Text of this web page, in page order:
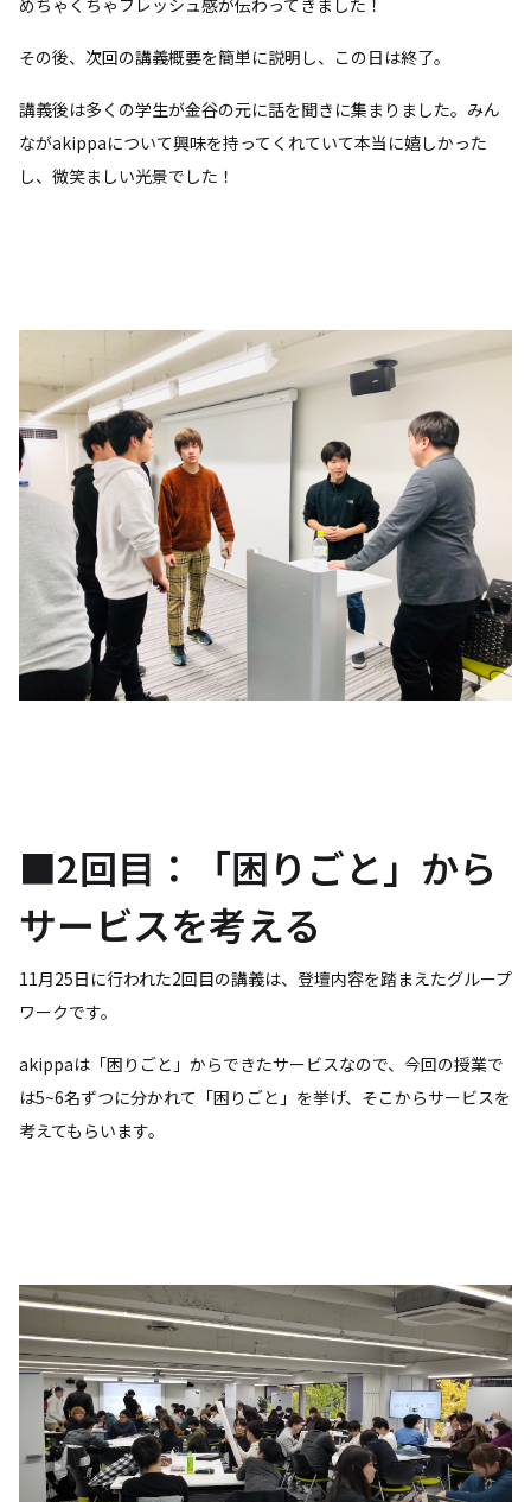
めちゃくちゃフレッシュ感が伝わってきました！
その後、次回の講義概要を簡単に説明し、この日は終了。
講義後は多くの学生が金谷の元に話を聞きに集まりました。みん
ながakippaについて興味を持ってくれていて本当に嬉しかった
し、微笑ましい光景でした！
■2回目：「困りごと」から
サービスを考える
11月25日に行われた2回目の講義は、登壇内容を踏まえたグループ
ワークです。
akippaは「困りごと」からできたサービスなので、今回の授業で
は5~6名ずつに分かれて「困りごと」を挙げ、そこからサービスを
考えてもらいます。